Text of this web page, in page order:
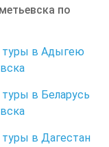
по
туры в Адыгею
в Беларусь
в Дагестан